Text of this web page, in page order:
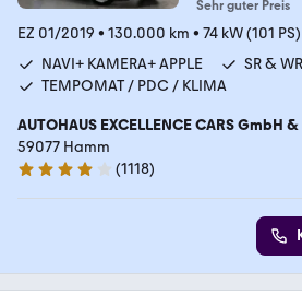
Sehr guter Preis
EZ 01/2019 • 130.000 km • 74 kW (101 PS)
NAVI+ KAMERA+ APPLE
SR &
TEMPOMAT / PDC / KLIMA
AUTOHAUS EXCELLENCE CARS GmbH &
59077 Hamm
4.2 Sterne
(1118)